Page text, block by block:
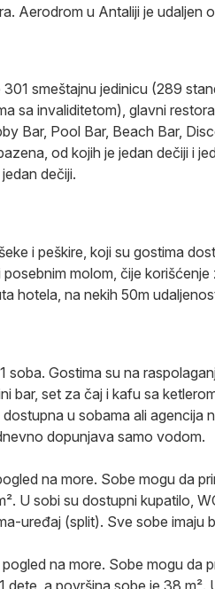
Aerodrom u Antaliji je udaljen
smeštajnu jedinicu (289
sa invaliditetom), glavni
Bar, Pool Bar, Beach Bar,
od kojih je jedan dečiji i
dečiji.
i peškire, koji su gostima
molom, čije korišćenje
hotela, na nekih 50m
Gostima su na
bar, set za čaj i kafu sa
u sobama ali agencija
dopunjava samo vodom.
na more. Sobe mogu da
U sobi su dostupni kupatilo,
uređaj (split). Sve sobe imaju
na more. Sobe mogu da